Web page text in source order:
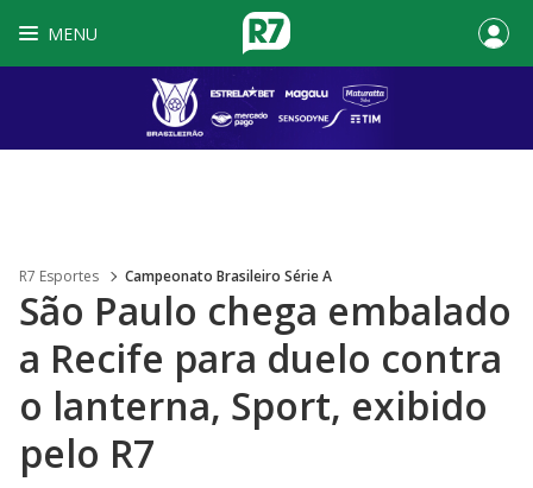
MENU
R7 Esportes Campeonato Brasileiro Série A
São Paulo chega embalado
a Recife para duelo contra
o lanterna, Sport, exibido
pelo R7